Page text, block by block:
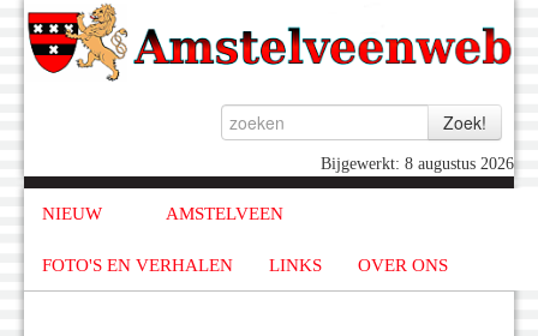
Bijgewerkt: 8 augustus 2026
NIEUW AMSTELVEEN
FOTO'S EN VERHALEN LINKS OVER ONS